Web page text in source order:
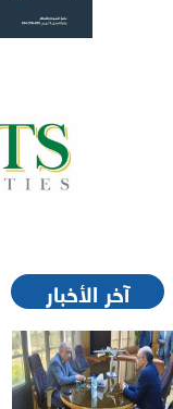
آخر الأخبار